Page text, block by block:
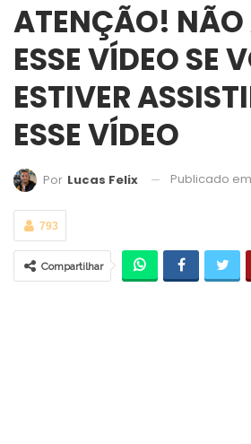
ATENÇÃO! NÃO
ESSE VÍDEO SE
ESTIVER
ESSE VÍDEO
Por Lucas Felix Publicado em
793
Compartilhar